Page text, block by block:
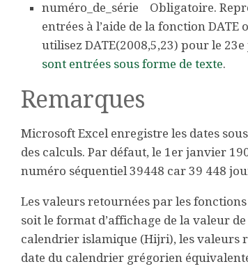
numéro_de_série Obligatoire.
entrées à l’aide de la fonction
utilisez DATE(2008,5,23) pour le
sont entrées sous forme de texte.
Remarques
Microsoft Excel enregistre les dates
des calculs. Par défaut, le 1er janvier
numéro séquentiel 39448 car 39 448
Les valeurs retournées par les fonctions
soit le format d’affichage de la valeur
calendrier islamique (Hijri), les valeurs
date du calendrier grégorien